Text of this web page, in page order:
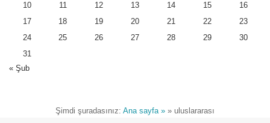
10
11 12 13 14 15
16
17
18 19 20 21 22
23
24
25 26 27 28 29
30
31
« Şub
Şimdi şuradasınız: Ana sayfa » » uluslararası